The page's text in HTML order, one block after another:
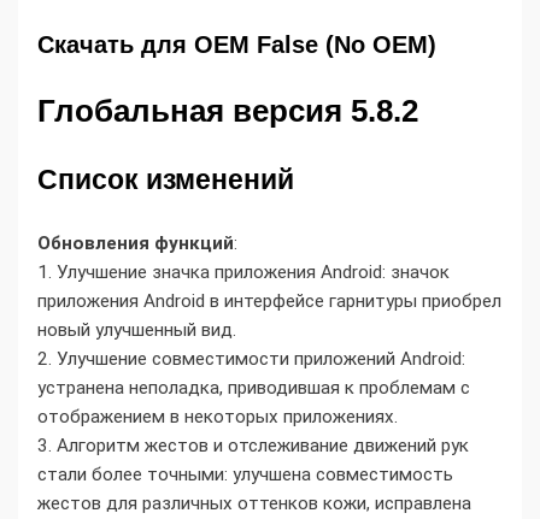
Скачать для OEM False (No OEM)
Глобальная версия 5.8.2
Список изменений
Обновления функций:
1. Улучшение значка приложения Android: значок
приложения Android в интерфейсе гарнитуры приобрел
новый улучшенный вид.
2. Улучшение совместимости приложений Android:
устранена неполадка, приводившая к проблемам с
отображением в некоторых приложениях.
3. Алгоритм жестов и отслеживание движений рук
стали более точными: улучшена совместимость
жестов для различных оттенков кожи, исправлена